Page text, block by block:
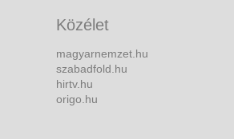
Közélet
magyarnemzet.hu
szabadfold.hu
hirtv.hu
origo.hu